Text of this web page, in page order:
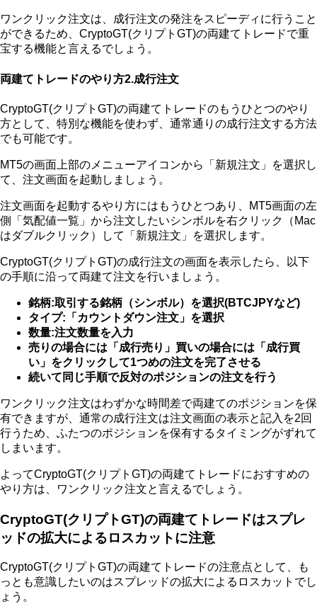
ワンクリック注文は、成行注文の発注をスピーディに行うこと
ができるため、CryptoGT(クリプトGT)の両建てトレードで重
宝する機能と言えるでしょう。
両建てトレードのやり方2.成行注文
CryptoGT(クリプトGT)の両建てトレードのもうひとつのやり
方として、特別な機能を使わず、通常通りの成行注文する方法
でも可能です。
MT5の画面上部のメニューアイコンから「新規注文」を選択し
て、注文画面を起動しましょう。
注文画面を起動するやり方にはもうひとつあり、MT5画面の左
側「気配値一覧」から注文したいシンボルを右クリック（Mac
はダブルクリック）して「新規注文」を選択します。
CryptoGT(クリプトGT)の成行注文の画面を表示したら、以下
の手順に沿って両建て注文を行いましょう。
銘柄:取引する銘柄（シンボル）を選択(BTCJPYなど)
タイプ:「カウントダウン注文」を選択
数量:注文数量を入力
売りの場合には「成行売り」買いの場合には「成行買
い」をクリックして1つめの注文を完了させる
続いて同じ手順で反対のポジションの注文を行う
ワンクリック注文はわずかな時間差で両建てのポジションを保
有できますが、通常の成行注文は注文画面の表示と記入を2回
行うため、ふたつのポジションを保有するタイミングがずれて
しまいます。
よってCryptoGT(クリプトGT)の両建てトレードにおすすめの
やり方は、ワンクリック注文と言えるでしょう。
CryptoGT(クリプトGT)の両建てトレードはスプレ
ッドの拡大によるロスカットに注意
CryptoGT(クリプトGT)の両建てトレードの注意点として、も
っとも意識したいのはスプレッドの拡大によるロスカットでし
ょう。